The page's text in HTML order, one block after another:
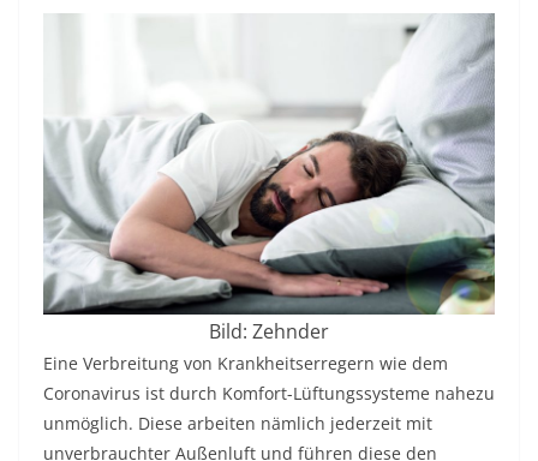
Bild: Zehnder
Eine Verbreitung von Krankheitserregern wie dem
Coronavirus ist durch Komfort-Lüftungssysteme nahezu
unmöglich. Diese arbeiten nämlich jederzeit mit
unverbrauchter Außenluft und führen diese den